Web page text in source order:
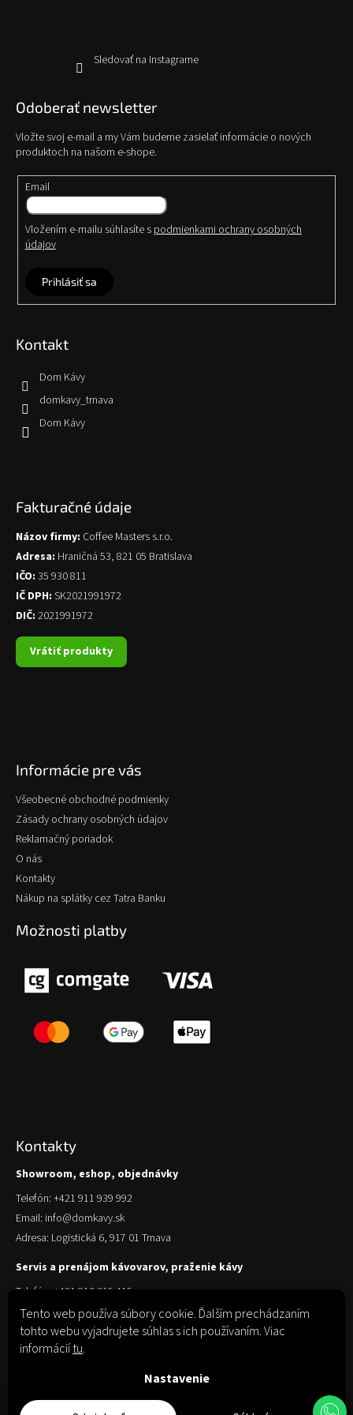
Tento web používa súbory cookie. Ďalším prechádzaním
tohto webu vyjadrujete súhlas s ich používaním. Viac
informáciítu.
Nastavenie
Sledovať na Instagrame
Odoberať newsletter
Vložte svoj e-mail a my Vám budeme zasielať informácie o nových
produktoch na našom e-shope.
Email
Vložením e-mailu súhlasíte s podmienkami ochrany osobných
údajov
Prihlásiť sa
Kontakt
Dom Kávy
domkavy_trnava
Dom Kávy
Fakturačné údaje
Názov firmy: Coffee Masters s.r.o.
Adresa: Hraničná 53, 821 05 Bratislava
IČO: 35 930 811
IČ DPH: SK2021991972
DIČ: 2021991972
Vrátiť produkty
Informácie pre vás
Všeobecné obchodné podmienky
Zásady ochrany osobných údajov
Reklamačný poriadok
O nás
Kontakty
Nákup na splátky cez Tatra Banku
Možnosti platby
Kontakty
Showroom, eshop, objednávky
Telefón: +421 911 939 992
Email: info@domkavy.sk
Adresa: Logistická 6, 917 01 Trnava
Servis a prenájom kávovarov, praženie kávy
Telefón: +421 910 315 415
Email: obchod@domkavy.sk
Adresa: Logistická 6, 917 01 Trnava